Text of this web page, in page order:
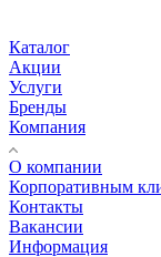
Каталог
Акции
Услуги
Бренды
Компания
О компании
Корпоративным
Контакты
Вакансии
Информация